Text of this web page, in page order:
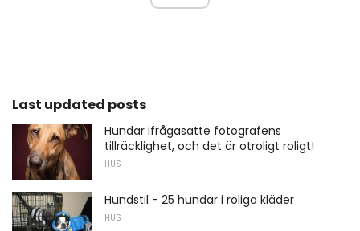
Last updated posts
Hundar ifrågasatte fotografens
tillräcklighet, och det är otroligt roligt!
HUS
Hundstil - 25 hundar i roliga kläder
HUS